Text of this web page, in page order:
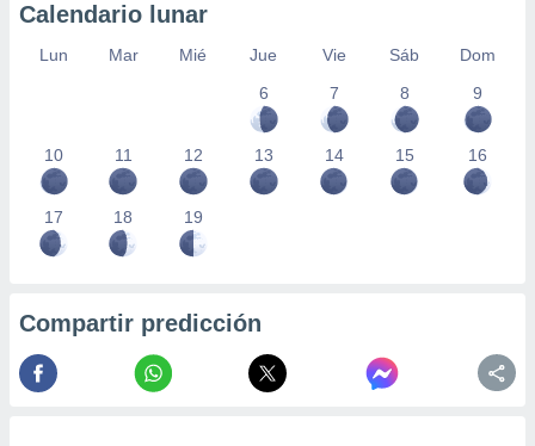
Calendario lunar
Lun Mar Mié Jue Vie Sáb
Dom
6
7 8 9
10 11 12 13 14 15 16
17 18 19
Compartir predicción